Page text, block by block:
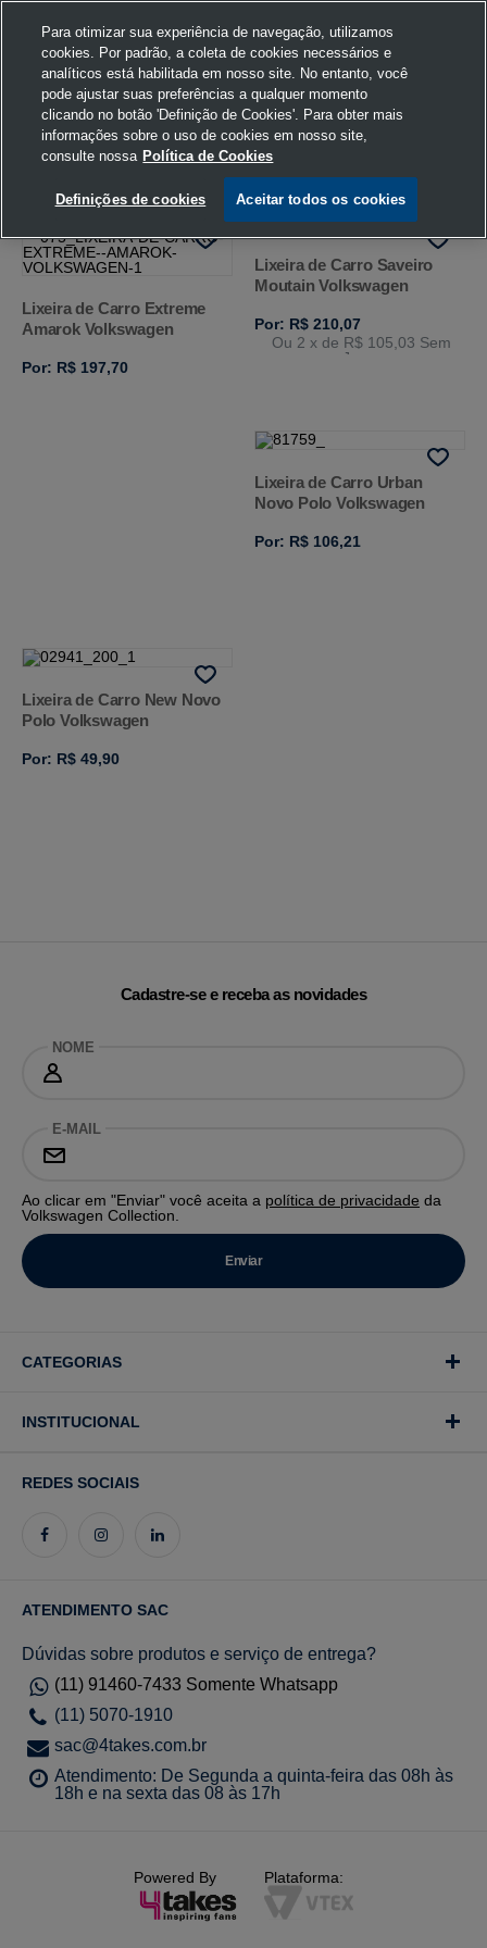
Home Volkswagen Acessórios Lixeira de Carro U
FILTRAR Ordenar por
Lixeira de Carro Extreme
Amarok Volkswagen
Por: R$ 197,70
Lixeira de Carro Saveiro
Moutain Volkswagen
Por: R$ 210,07
Ou 2 x de R$ 105,03 Sem
Juros
Lixeira de Carro Urban
Novo Polo Volkswagen
Por: R$ 106,21
Lixeira de Carro New Novo
Polo Volkswagen
Por: R$ 49,90
Cadastre-se e receba as novidades
NOME
E-MAIL
Ao clicar em "Enviar" você aceita a política de privacidade da
Volkswagen Collection.
CATEGORIAS
INSTITUCIONAL
REDES SOCIAIS
ATENDIMENTO SAC
Dúvidas sobre produtos e serviço de entrega?
(11) 91460-7433 Somente Whatsapp
(11) 5070-1910
sac@4takes.com.br
Atendimento: De Segunda a quinta-feira das 08h às
18h e na sexta das 08 às 17h
Powered By Plataforma:
Para otimizar sua experiência de navegação, utilizamos
cookies. Por padrão, a coleta de cookies necessários e
analíticos está habilitada em nosso site. No entanto, você
pode ajustar suas preferências a qualquer momento
clicando no botão 'Definição de Cookies'. Para obter mais
informações sobre o uso de cookies em nosso site,
consulte nossa Política de Cookies
Definições de cookies Aceitar todos os cookies